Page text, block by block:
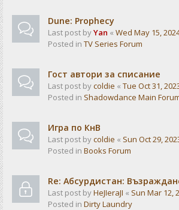
Dune: Prophecy
Last post byYan « Wed May 15,
Posted in TV Series Forum
Гост автори за списание
Last post bycoldie « Tue Oct 31,
Posted in Shadowdance Main
Игра по КнВ
Last post bycoldie « Sun Oct 29,
Posted in Books Forum
Re: Абсурдистан:
Last post byHeJIeraJI « Sun Mar 12,
Posted in Dirty Laundry